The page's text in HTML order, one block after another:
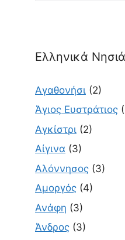
Ελληνικά Νησιά
Αγαθονήσι (2)
Άγιος Ευστράτιος
Αγκίστρι (2)
Αίγινα (3)
Αλόννησος (3)
Αμοργός (4)
Ανάφη (3)
Άνδρος (3)